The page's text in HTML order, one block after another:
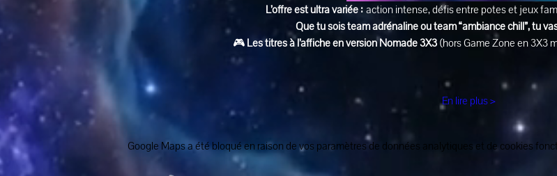
L’offre est ultra variée : action intense, défis entre potes et jeux
Que tu sois team adrénaline ou team “ambiance chill”, tu
🎮 Les titres à l’affiche en version Nomade 3X3 (hors Game Zone en 3X3
En lire plus >
Google Maps a été bloqué en raison de vos paramètres de données analytiques et de cookies